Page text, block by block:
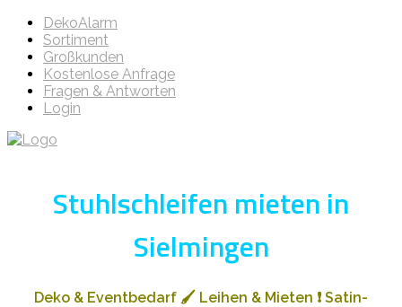
DekoAlarm
Sortiment
Großkunden
Kostenlose Anfrage
Fragen & Antworten
Login
Stuhlschleifen mieten in
Sielmingen
Deko & Eventbedarf 🖌️ Leihen & Mieten ❗Satin-